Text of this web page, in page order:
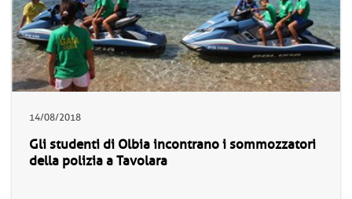
14/08/2018
Gli studenti di Olbia incontrano i sommozzatori
della polizia a Tavolara